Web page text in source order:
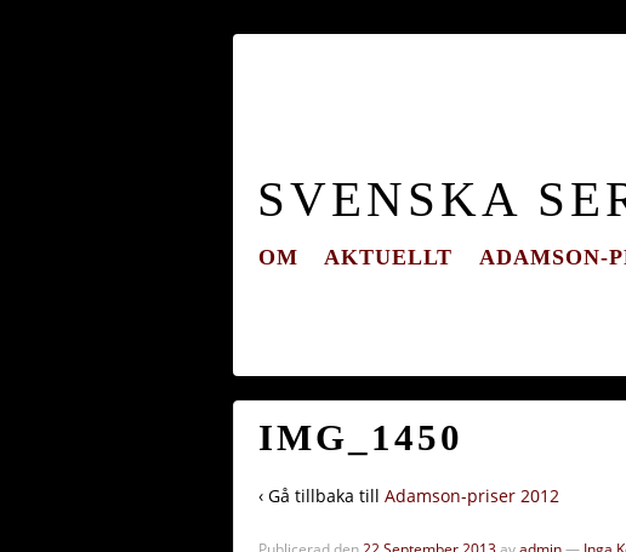
SVENSKA
OM AKTUELLT ADAMSON-
IMG_1450
‹ Gå tillbaka till Adamson-priser 2012